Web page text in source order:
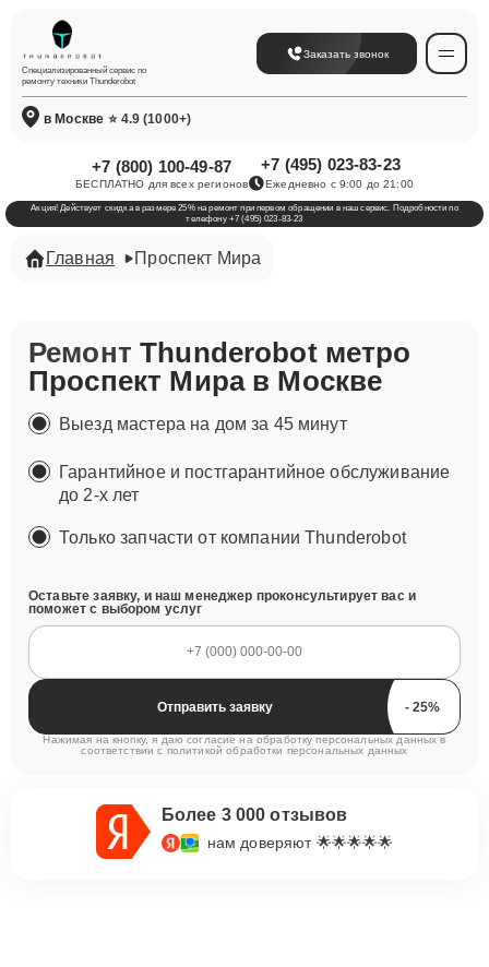
Специализированный сервис по
ремонту техники Thunderobot
Заказать звонок
в Москве ⭐ 4.9 (1000+)
+7 (800) 100-49-87
БЕСПЛАТНО для всех регионов
+7 (495) 023-83-23
Ежедневно с 9:00 до 21:00
Акция! Действует скидка в размере 25% на ремонт при первом обращении в наш сервис. Подробности по
телефону +7 (495) 023-83-23
Главная Проспект Мира
РемонтThunderobot метро
Проспект Мира в Москве
Выезд мастера на дом за 45 минут
Гарантийное и постгарантийное обслуживание
до 2-х лет
Только запчасти от компании Thunderobot
Оставьте заявку, и наш менеджер проконсультирует вас и
поможет с выбором услуг
Отправить заявку
Нажимая на кнопку, я даю согласие на обработку персональных данных в
соответствии с политикой обработки персональных данных
Более 3 000 отзывов
нам доверяют 🌟🌟🌟🌟🌟